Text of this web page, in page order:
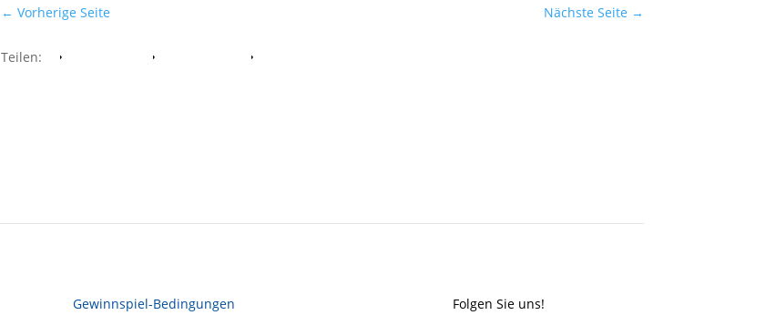
← Vorherige Seite Nächste Seite →
Teilen: Facebook Whatsapp Twitter
Gewinnspiel-Bedingungen
Folgen Sie uns!